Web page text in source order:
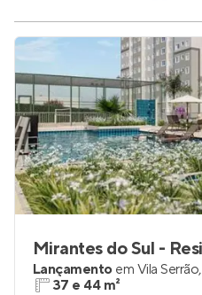
Lançamento em Vila Serrão,
37 e 44 m²